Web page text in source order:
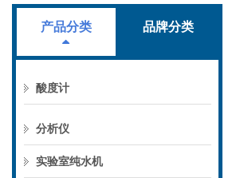
产品分类 品牌分类
酸度计
分析仪
实验室纯水机